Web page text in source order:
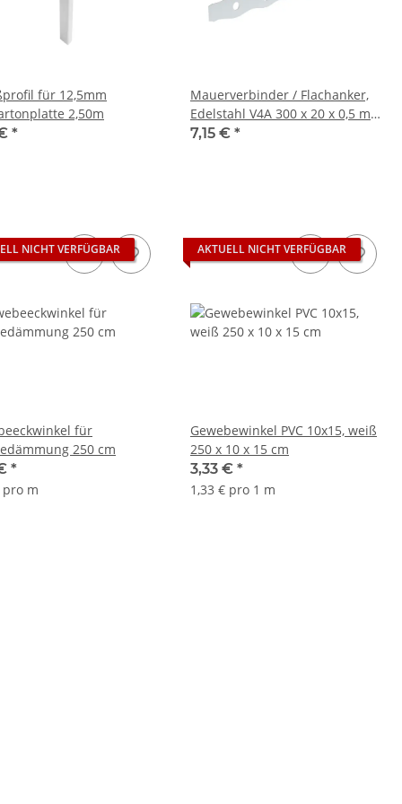
für 12,5mm
2,50m
*
Mauerverbinder / Flachanker,
Edelstahl V4A 300 x 20 x 0,5 mm
10 St
7,15 € *
NICHT VERFÜGBAR
für
250 cm
*
pro m
AKTUELL NICHT VERFÜGBAR
Gewebewinkel PVC 10x15, weiß
250 x 10 x 15 cm
3,33 € *
1,33 € pro 1 m